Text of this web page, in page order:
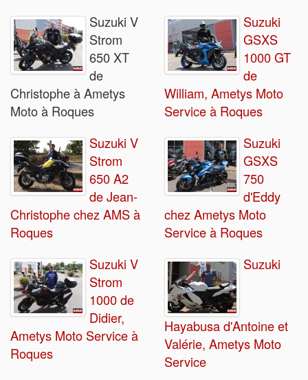
Suzuki V
Strom
650 XT
de
Christophe à Ametys
Moto à Roques
Suzuki
GSXS
1000 GT
de
William, Ametys Moto
Service à Roques
Suzuki V
Strom
650 A2
de Jean-
Christophe chez AMS à
Roques
Suzuki
GSXS
750
d'Eddy
chez Ametys Moto
Service à Roques
Suzuki V
Strom
1000 de
Didier,
Ametys Moto Service à
Roques
Suzuki
Hayabusa d'Antoine et
Valérie, Ametys Moto
Service